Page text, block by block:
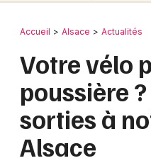
Publier un
Grands événements
Activité & Expérience
Bordeaux
Colmar
Lille
Lyon
Retour
Accueil Alsace Actualités
Votre vélo
poussière
sorties à
Alsace
Où ?
Quand ?
Aujourd'hui
Demain